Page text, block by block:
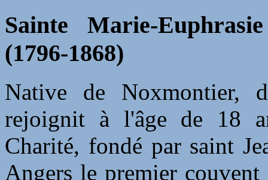
Sainte Marie-
(1796-1868)
Native de Noxmontier,
rejoignit à l'âge de 18
Charité, fondé par saint
Angers le premier